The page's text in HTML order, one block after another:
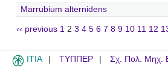
Marrubium alternidens
‹‹ previous 1 2 3 4 5 6 7 8 9 10 11 12
ITIA ΤΥΠΠΕΡ Σχ. Πολ. Μηχ.